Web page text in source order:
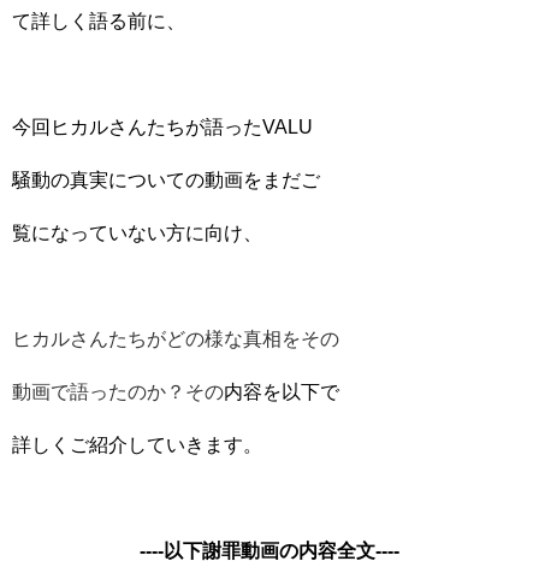
て詳しく語る前に、
今回ヒカルさんたちが語ったVALU
騒動の真実についての動画をまだご
覧になっていない方に向け、
ヒカルさんたちがどの様な真相をその
動画で語ったのか？その内容を以下で
詳しくご紹介していきます。
----以下謝罪動画の内容全文----